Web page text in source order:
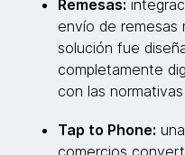
Remesas:
envío de remesas
solución fue
completamente
con las
Tap to Phone:
comercios